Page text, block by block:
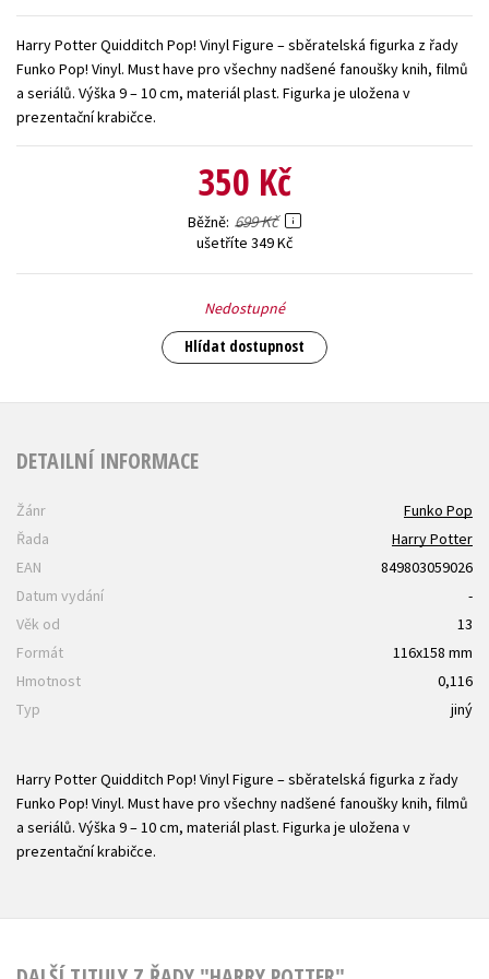
Všechny tituly
Harry Potter Quidditch Pop! Vinyl Figure – sběratelská figurka z řady
Funko Pop! Vinyl. Must have pro všechny nadšené fanoušky knih, filmů
a seriálů. Výška 9 – 10 cm, materiál plast. Figurka je uložena v
prezentační krabičce.
350 Kč
Běžně 699 Kč
ušetříte 349 Kč
Nedostupné
Hlídat dostupnost
DETAILNÍ INFORMACE
Žánr
Funko Pop
Řada
Harry Potter
EAN
849803059026
Datum vydání
-
Věk od
13
Formát
116x158 mm
Hmotnost
0,116
Typ
jiný
Harry Potter Quidditch Pop! Vinyl Figure – sběratelská figurka z řady
Funko Pop! Vinyl. Must have pro všechny nadšené fanoušky knih, filmů
a seriálů. Výška 9 – 10 cm, materiál plast. Figurka je uložena v
prezentační krabičce.